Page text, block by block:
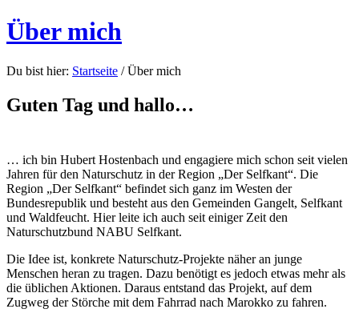
Über mich
Du bist hier: Startseite / Über mich
Guten Tag und hallo…
… ich bin Hubert Hostenbach und engagiere mich schon seit vielen
Jahren für den Naturschutz in der Region „Der Selfkant“. Die
Region „Der Selfkant“ befindet sich ganz im Westen der
Bundesrepublik und besteht aus den Gemeinden Gangelt, Selfkant
und Waldfeucht. Hier leite ich auch seit einiger Zeit den
Naturschutzbund NABU Selfkant.
Die Idee ist, konkrete Naturschutz-Projekte näher an junge
Menschen heran zu tragen. Dazu benötigt es jedoch etwas mehr als
die üblichen Aktionen. Daraus entstand das Projekt, auf dem
Zugweg der Störche mit dem Fahrrad nach Marokko zu fahren.